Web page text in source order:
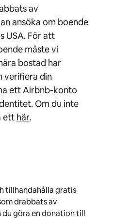
av
ansöka om boende
USA. För att
måste vi
bostad har
verifiera din
ett Airbnb-konto
Om du inte
ett här.
tillhandahålla gratis
drabbats av
göra en donation till